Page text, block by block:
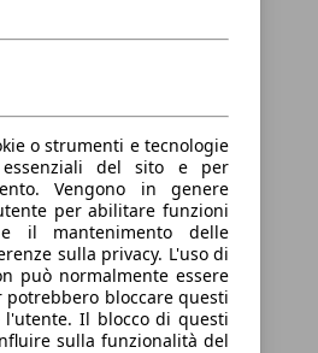
o strumenti e tecnologie
del sito e per
Vengono in genere
per abilitare funzioni
il mantenimento delle
sulla privacy. L'uso di
può normalmente essere
bloccare questi
Il blocco di questi
sulla funzionalità del